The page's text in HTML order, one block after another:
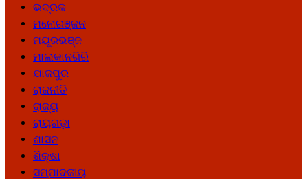
ଭଦ୍ରକ
ମନୋରଞ୍ଜନ
ମୟୂରଭଞ୍ଜ
ମାଲକାନଗିରି
ଯାଜପୁର
ରାଜନୀତି
ରାଜ୍ୟ
ରାୟଗଡ଼ା
ଶାସନ
ଶିକ୍ଷା
ସମ୍ପାଦକୀୟ